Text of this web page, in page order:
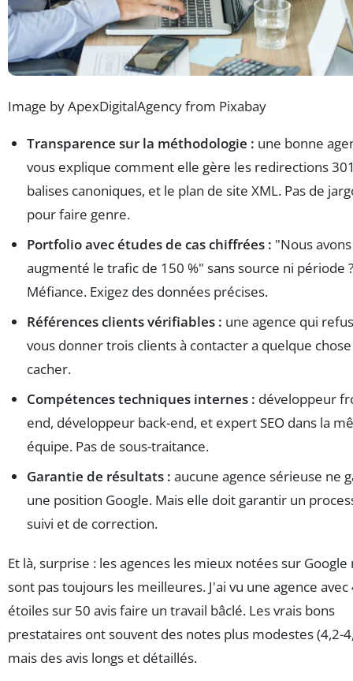
Image by ApexDigitalAgency from Pixabay
Transparence sur la méthodologie : une bonne
vous explique comment elle gère les redirections
balises canoniques, et le plan de site XML. Pas de
pour faire genre.
Portfolio avec études de cas chiffrées : "Nous avons
augmenté le trafic de 150 %" sans source ni période ?
Méfiance. Exigez des données précises.
Références clients vérifiables : une agence qui
vous donner trois clients à contacter a quelque
cacher.
Compétences techniques internes : développeur
end, développeur back-end, et expert SEO dans la
équipe. Pas de sous-traitance.
Garantie de résultats : aucune agence sérieuse ne
une position Google. Mais elle doit garantir un
suivi et de correction.
Et là, surprise : les agences les mieux notées sur Google
sont pas toujours les meilleures. J'ai vu une agence avec
étoiles sur 50 avis faire un travail bâclé. Les vrais bons
prestataires ont souvent des notes plus modestes (4,2-
mais des avis longs et détaillés.